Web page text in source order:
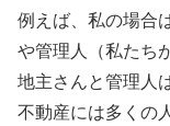
例えば、私の場合
や管理人（私たち
地主さんと管理人
不動産には多くの